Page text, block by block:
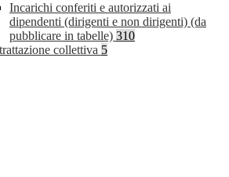
Incarichi conferiti e autorizzati ai
dipendenti (dirigenti e non dirigenti) (da
pubblicare in tabelle) 310
collettiva 5